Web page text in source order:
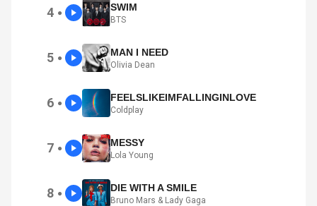
4 ● SWIM
BTS
5 ● MAN I NEED
Olivia Dean
6 ● FEELSLIKEIMFALLINGINLOVE
Coldplay
7 ● MESSY
Lola Young
8 ● DIE WITH A SMILE
Bruno Mars & Lady Gaga